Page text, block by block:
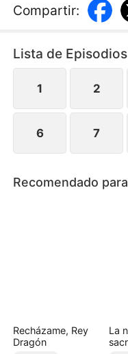
hasta que el destino
nuevo jefe: el
nuevamente atraído
en descubrir la
criando en secreto a
Compartir:
Lista de Episodios
1 2
6 7
Recomendado
Recházame, Rey
Dragón
La